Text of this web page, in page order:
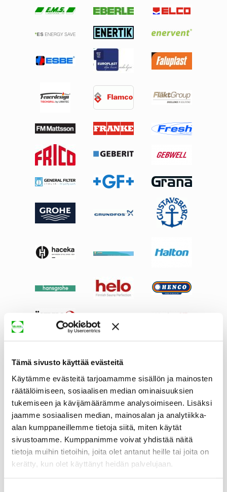
Tämä sivusto käyttää evästeitä
Käytämme evästeitä tarjoamamme sisällön ja mainosten
räätälöimiseen, sosiaalisen median ominaisuuksien
tukemiseen ja kävijämäärämme analysoimiseen. Lisäksi
jaamme sosiaalisen median, mainosalan ja analytiikka-
alan kumppaneillemme tietoja siitä, miten käytät
sivustoamme. Kumppanimme voivat yhdistää näitä
tietoja muihin tietoihin, joita olet antanut heille tai joita on
kerätty, kun olet käyttänyt heidän palvelujaan.